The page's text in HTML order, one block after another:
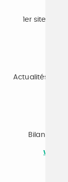
1er site
Actualités,
Bilan de